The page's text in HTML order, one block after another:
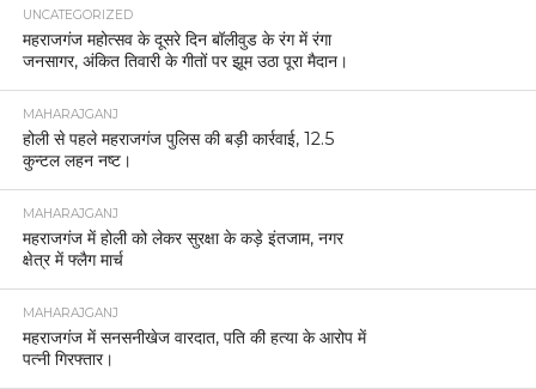
UNCATEGORIZED
महराजगंज महोत्सव के दूसरे दिन बॉलीवुड के रंग में रंगा
जनसागर, अंकित तिवारी के गीतों पर झूम उठा पूरा मैदान।
MAHARAJGANJ
होली से पहले महराजगंज पुलिस की बड़ी कार्रवाई, 12.5
कुन्टल लहन नष्ट।
MAHARAJGANJ
महराजगंज में होली को लेकर सुरक्षा के कड़े इंतजाम, नगर
क्षेत्र में फ्लैग मार्च
MAHARAJGANJ
महराजगंज में सनसनीखेज वारदात, पति की हत्या के आरोप में
पत्नी गिरफ्तार।